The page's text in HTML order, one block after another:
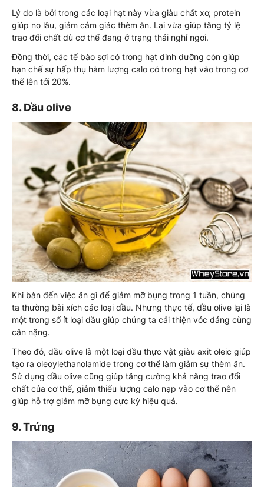
Lý do là bởi trong các loại hạt này vừa giàu chất xơ, protein
giúp no lâu, giảm cảm giác thèm ăn. Lại vừa giúp tăng tỷ lệ
trao đổi chất dù cơ thể đang ở trạng thái nghỉ ngơi.
Đồng thời, các tế bào sợi có trong hạt dinh dưỡng còn giúp
hạn chế sự hấp thụ hàm lượng calo có trong hạt vào trong cơ
thể lên tới 20%.
8. Dầu olive
Khi bàn đến việc ăn gì để giảm mỡ bụng trong 1 tuần, chúng
ta thường bài xích các loại dầu. Nhưng thực tế, dầu olive lại là
một trong số ít loại dầu giúp chúng ta cải thiện vóc dáng cùng
cân nặng.
Theo đó, dầu olive là một loại dầu thực vật giàu axit oleic giúp
tạo ra oleoylethanolamide trong cơ thể làm giảm sự thèm ăn.
Sử dụng dầu olive cũng giúp tăng cường khả năng trao đổi
chất của cơ thể, giảm thiểu lượng calo nạp vào cơ thể nên
giúp hỗ trợ giảm mỡ bụng cực kỳ hiệu quả.
9. Trứng